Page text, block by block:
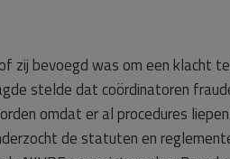
zij bevoegd was om een klacht
stelde dat coördinatoren
omdat er al procedures
de statuten en